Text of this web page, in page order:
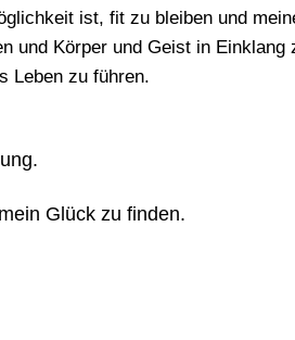
ist, fit zu bleiben und
und Körper und Geist in Einklang
Leben zu führen.
Glück zu finden.